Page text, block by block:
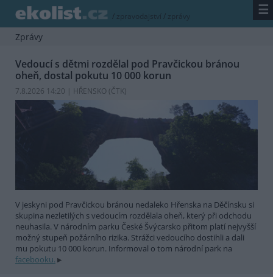
/ zpravodajství / zprávy ☰
Zprávy
Vedoucí s dětmi rozdělal pod Pravčickou bránou
oheň, dostal pokutu 10 000 korun
7.8.2026 14:20 | HŘENSKO (ČTK)
V jeskyni pod Pravčickou bránou nedaleko Hřenska na Děčínsku si
skupina nezletilých s vedoucím rozdělala oheň, který při odchodu
neuhasila. V národním parku České Švýcarsko přitom platí nejvyšší
možný stupeň požárního rizika. Strážci vedoucího dostihli a dali
mu pokutu 10 000 korun. Informoval o tom národní park na
facebooku.